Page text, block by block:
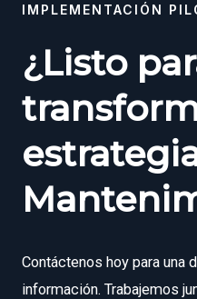
IMPLEMENTACIÓN
¿Listo
Contáctenos hoy para una
información. Trabajemos